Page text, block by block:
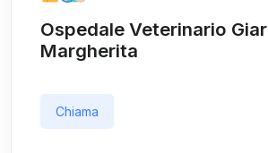
Ospedale Veterinario
Margherita
Chiama